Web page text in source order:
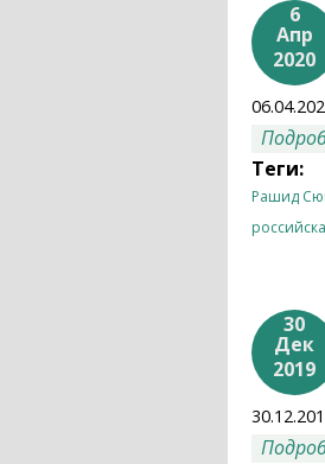
6
Апр
2020
Теги:
Рашид
30
Дек
2019